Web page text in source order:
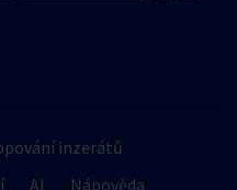
inzerátů
AI
Nápověda